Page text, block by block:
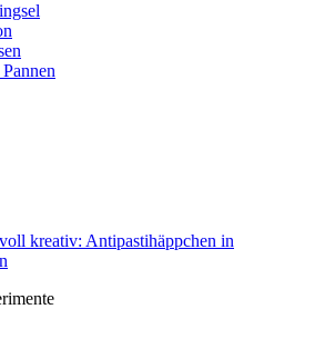
kreativ: Antipastihäppchen in